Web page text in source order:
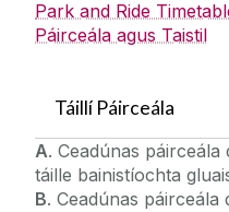
Park and Ride
Páirceála agus Taistil
Táillí Páirceála
A. Ceadúnas
táille bainistíochta
B. Ceadúnas páirceála